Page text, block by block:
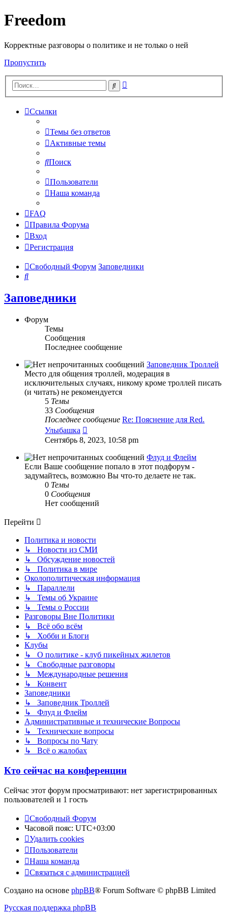
Freedom
Корректные разговоры о политике и не только о ней
Пропустить
Поиск
Ссылки
Темы без ответов
Активные темы
Поиск
Пользователи
Наша команда
FAQ
Правила Форума
Вход
Регистрация
Свободный Форум Заповедники
Поиск
Заповедники
Форум
Темы
Сообщения
Последнее сообщение
Заповедник Троллей
Место для общения троллей, модерация в
исключительных случаях, никому кроме троллей писать
(и читать) не рекомендуется
5 Темы
33 Сообщения
Последнее сообщение Re: Пояснение для Red.
Улыбашка
к
последнему
сообщению
Сентябрь 8, 2023, 10:58 pm
Флуд и Флейм
Если Ваше сообщение попало в этот подфорум -
задумайтесь, возможно Вы что-то делаете не так.
0 Темы
0 Сообщения
Нет сообщений
Перейти
Политика и новости
↳ Новости из СМИ
↳ Обсуждение новостей
↳ Политика в мире
Околополитическая информация
↳ Параллели
↳ Темы об Украине
↳ Темы о России
Разговоры Вне Политики
↳ Всё обо всём
↳ Хобби и Блоги
Клубы
↳ О политике - клуб пикейных жилетов
↳ Свободные разговоры
↳ Международные решения
↳ Конвент
Заповедники
↳ Заповедник Троллей
↳ Флуд и Флейм
Административные и технические Вопросы
↳ Технические вопросы
↳ Вопросы по Чату
↳ Всё о жалобах
Кто сейчас на конференции
Сейчас этот форум просматривают: нет зарегистрированных
пользователей и 1 гость
Свободный Форум
Часовой пояс: UTC+03:00
Удалить cookies
Пользователи
Наша команда
Связаться с администрацией
Создано на основе phpBB® Forum Software © phpBB Limited
Русская поддержка phpBB